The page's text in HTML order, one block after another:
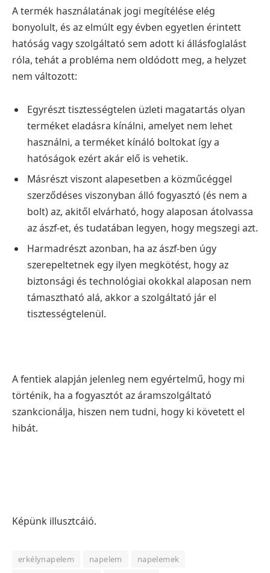
A termék használatának jogi megítélése elég
bonyolult, és az elmúlt egy évben egyetlen érintett
hatóság vagy szolgáltató sem adott ki állásfoglalást
róla, tehát a probléma nem oldódott meg, a helyzet
nem változott:
Egyrészt tisztességtelen üzleti magatartás olyan
terméket eladásra kínálni, amelyet nem lehet
használni, a terméket kínáló boltokat így a
hatóságok ezért akár elő is vehetik.
Másrészt viszont alapesetben a közműcéggel
szerződéses viszonyban álló fogyasztó (és nem a
bolt) az, akitől elvárható, hogy alaposan átolvassa
az ászf-et, és tudatában legyen, hogy megszegi azt.
Harmadrészt azonban, ha az ászf-ben úgy
szerepeltetnek egy ilyen megkötést, hogy az
biztonsági és technológiai okokkal alaposan nem
támasztható alá, akkor a szolgáltató jár el
tisztességtelenül.
A fentiek alapján jelenleg nem egyértelmű, hogy mi
történik, ha a fogyasztót az áramszolgáltató
szankcionálja, hiszen nem tudni, hogy ki követett el
hibát.
Képünk illusztcáió.
erkélynapelem napelem
napelemek